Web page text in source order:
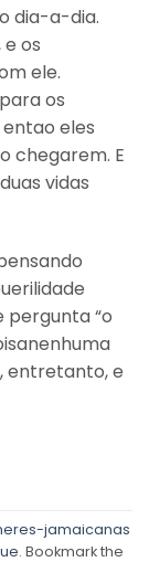
dia-a-dia.
os
ele.
os
eles
chegarem. E
vidas
pergunta “o
entretanto, e
jamaicanas
. Bookmark the